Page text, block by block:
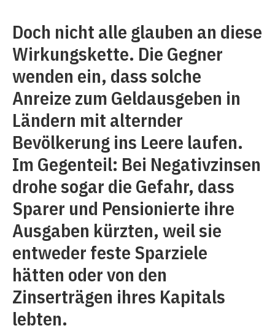
Doch nicht alle glauben an diese
Wirkungskette. Die Gegner
wenden ein, dass solche
Anreize zum Geldausgeben in
Ländern mit alternder
Bevölkerung ins Leere laufen.
Im Gegenteil: Bei Negativzinsen
drohe sogar die Gefahr, dass
Sparer und Pensionierte ihre
Ausgaben kürzten, weil sie
entweder feste Sparziele
hätten oder von den
Zinserträgen ihres Kapitals
lebten.